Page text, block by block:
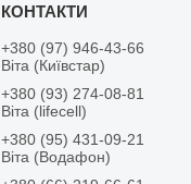
+380 (97) 946-43-66
Віта (Київстар)
+380 (93) 274-08-81
Віта (lifecell)
+380 (95) 431-09-21
Віта (Водафон)